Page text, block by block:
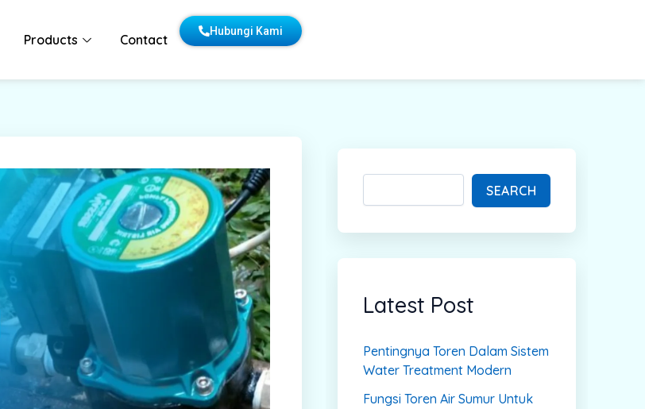
Products Contact
Hubungi Kami
a
c
SEARCH
Latest Post
Pentingnya Toren Dalam Sistem
Water Treatment Modern
Fungsi Toren Air Sumur Untuk